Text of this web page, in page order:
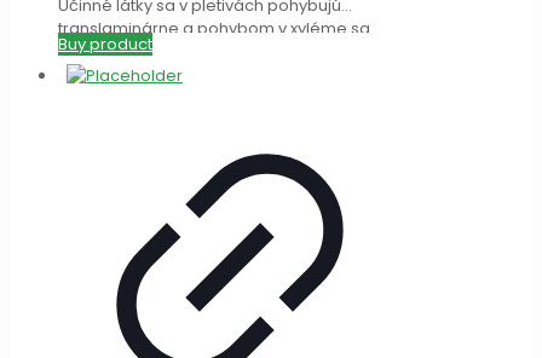
Účinné látky sa v pletivách pohybujú
translaminárne a pohybom v xyléme sa
zabezpečí[…]
Buy product